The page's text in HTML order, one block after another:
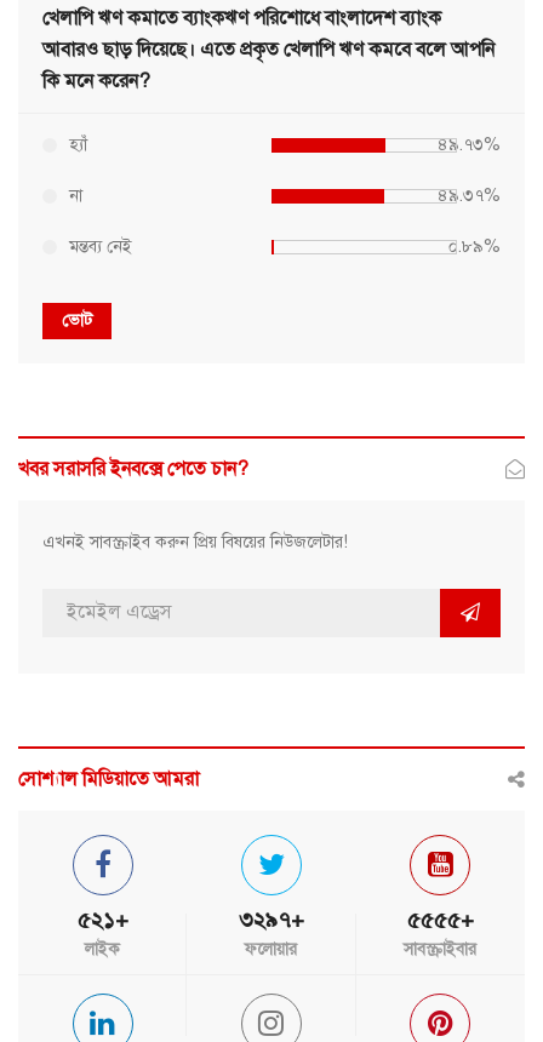
খেলাপি ঋণ কমাতে ব্যাংকঋণ পরিশোধে বাংলাদেশ ব্যাংক
আবারও ছাড় দিয়েছে। এতে প্রকৃত খেলাপি ঋণ কমবে বলে আপনি
কি মনে করেন?
হ্যাঁ ৪৯.৭৩%
না ৪৯.৩৭%
মন্তব্য নেই ০.৮৯%
ভোট
খবর সরাসরি ইনবক্সে পেতে চান?
এখনই সাবস্ক্রাইব করুন প্রিয় বিষয়ের নিউজলেটার!
সোশ্যাল মিডিয়াতে আমরা
৫২১+
লাইক
৩২৯৭+
ফলোয়ার
৫৫৫৫+
সাবস্ক্রাইবার